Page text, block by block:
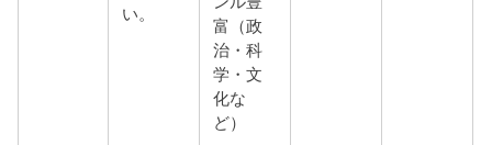
い。
富（政
治・科
学・文
化な
ど）